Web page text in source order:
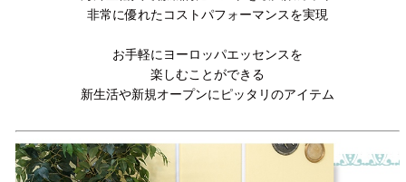
非常に優れたコストパフォーマンスを実現
お手軽にヨーロッパエッセンスを
楽しむことができる
新生活や新規オープンにピッタリのアイテム